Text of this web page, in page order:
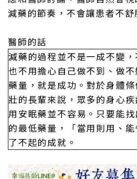
減藥的節奏，不會讓患者不舒
醫師的話
減藥的過程並不是一成不變，
也不用擔心自己做不到、做
藥量，就是成功。對於身體
壯的長輩來說，眾多的身心
用安眠藥並不容易。只要能
的最低藥量，「當用則用、
了不起的成就。